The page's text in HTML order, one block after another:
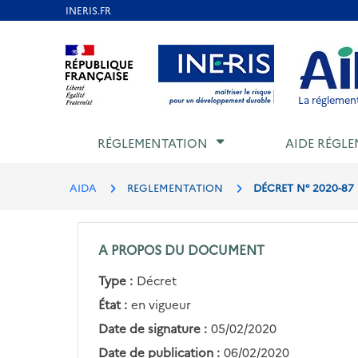
Aller au contenu Aller au menu Aller au
La
RÉGLEMENTATION AIDE
AIDA REGLEMENTATION DÉCRET N° 2020-
A PROPOS DU DOCUMENT
Type : Décret
État : en vigueur
Date de signature : 05/02/2020
Date de publication : 06/02/2020